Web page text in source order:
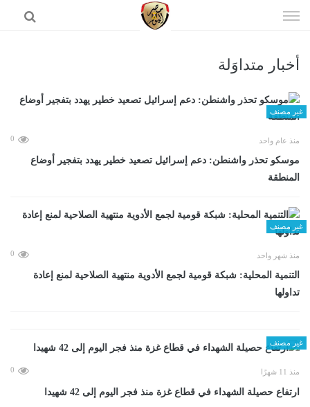
الى
أخبار متداوَلة
غير مصنف
منذ عام واحد 0
موسكو تحذر واشنطن: دعم إسرائيل تصعيد خطير يهدد بتفجير أوضاع
المنطقة
غير مصنف
منذ شهر واحد 0
التنمية المحلية: شبكة قومية لجمع الأدوية منتهية الصلاحية لمنع إعادة
تداولها
غير مصنف
منذ 11 شهرًا 0
ارتفاع حصيلة الشهداء في قطاع غزة منذ فجر اليوم إلى 42 شهيدا